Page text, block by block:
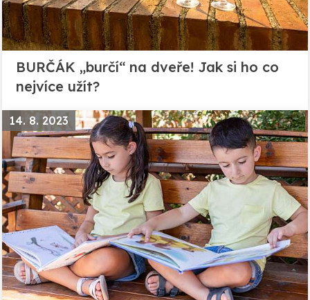
BURČÁK „burčí“ na dveře! Jak si ho co
nejvíce užít?
14. 8. 2023